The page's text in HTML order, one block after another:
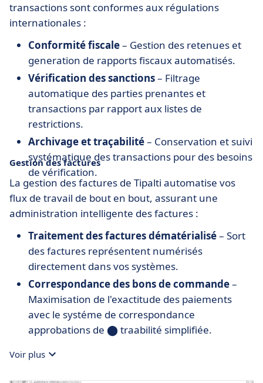
transactions sont conformes aux régulations
internationales :
Conformité fiscale– Gestion des retenues et
generation de rapports fiscaux automatisés.
Vérification des sanctions– Filtrage
automatique des parties prenantes et
transactions par rapport aux listes de
restrictions.
Archivage et traçabilité– Conservation et suivi
systématique des transactions pour des besoins
de vérification.
Gestion des factures
La gestion des factures de Tipalti automatise vos
flux de travail de bout en bout, assurant une
administration intelligente des factures :
Traitement des factures dématérialisé– Sort
des factures représentent numérisés
directement dans vos systèmes.
Correspondance des bons de commande–
Maximisation de l'exactitude des paiements
avec le systéme de correspondance
approbations de ⬤ traabilité simplifiée.
de validation et de paiement des factures.
Voir plus